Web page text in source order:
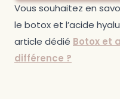
Vous souhaitez en
le botox et l’acide
article dédié Botox et
différence ?